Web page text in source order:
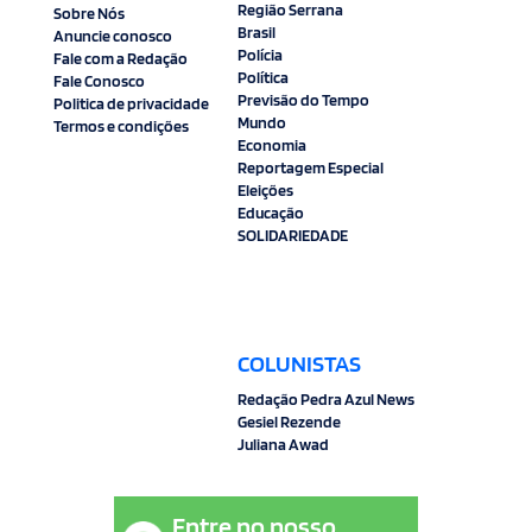
Sobre Nós
Anuncie conosco
Fale com a Redação
Fale Conosco
Politica de privacidade
Termos e condições
Região Serrana
Brasil
Polícia
Política
Previsão do Tempo
Mundo
Economia
Reportagem Especial
Eleições
Educação
SOLIDARIEDADE
COLUNISTAS
Redação Pedra Azul News
Gesiel Rezende
Juliana Awad